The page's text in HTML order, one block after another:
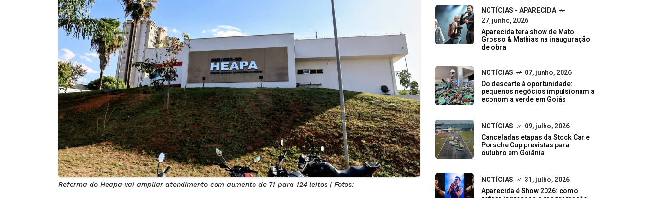
Reforma do Heapa vai ampliar atendimento com aumento de 71 para 124 leitos | Fotos:
NOTÍCIAS - APARECIDA
27, junho, 2026
Aparecida terá show de Mato
Grosso & Mathias na inauguração
de obra
NOTÍCIAS
07, junho, 2026
Do descarte à oportunidade:
pequenos negócios impulsionam a
economia verde em Goiás
NOTÍCIAS
09, julho, 2026
Canceladas etapas da Stock Car e
Porsche Cup previstas para
outubro em Goiânia
NOTÍCIAS
31, julho, 2026
Aparecida é Show 2026: como